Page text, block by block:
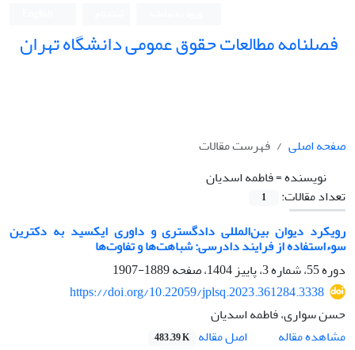
فصلنامه مطالعات حقوق عمومی دانشگاه تهران
صفحه اصلی
فهرست مقالات
نویسنده =فاطمه اسدیان
تعداد مقالات:
1
رویکرد دیوان بین‌المللی دادگستری و داوری ایکسید به دکترین
‏سوءاستفاده از فرایند دادرسی: شباهت‌ها و تفاوت‌ها
دوره 55، شماره 3، پاییز 1404، صفحه
1889-1907
https://doi.org/10.22059/jplsq.2023.361284.3338
حسن سواری، فاطمه اسدیان
مشاهده مقاله
اصل مقاله 483.39 K